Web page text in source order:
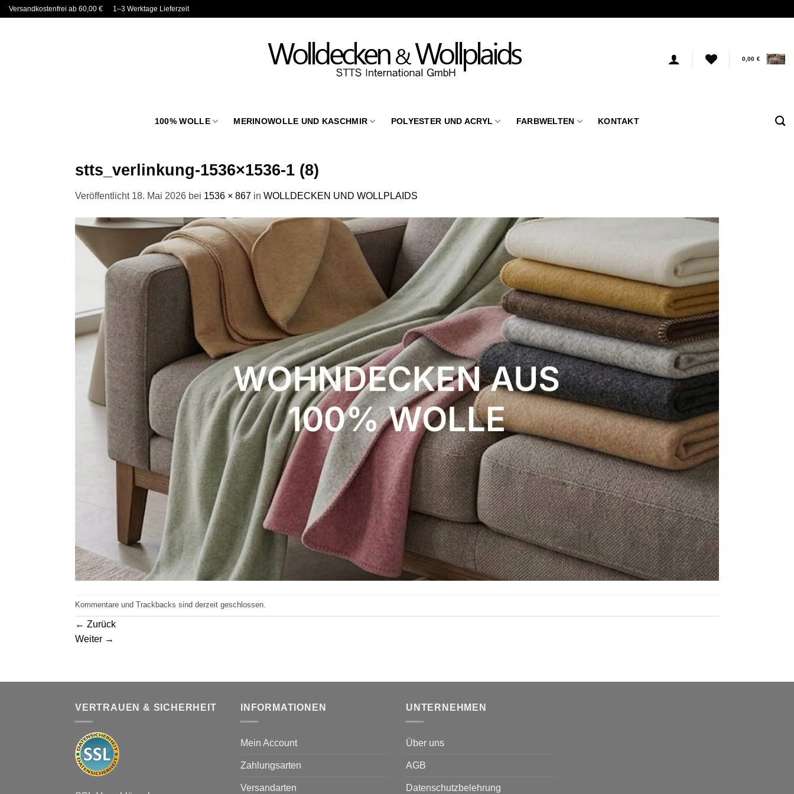
ZumVersandkostenfrei ab 60,00 € 1–3 Werktage Lieferzeit
0,00 €
100% WOLLE MERINOWOLLE UND KASCHMIR POLYESTER UND ACRYL FARBWELTEN KONTAKT
stts_verlinkung-1536×1536-1 (8)
Veröffentlicht 18. Mai 2026 bei 1536 × 867 in WOLLDECKEN UND WOLLPLAIDS
Kommentare und Trackbacks sind derzeit geschlossen.
← Zurück
Weiter →
VERTRAUEN & SICHERHEIT INFORMATIONEN
Mein Account
Zahlungsarten
Versandarten
UNTERNEHMEN
Über uns
AGB
Datenschutzbelehrung